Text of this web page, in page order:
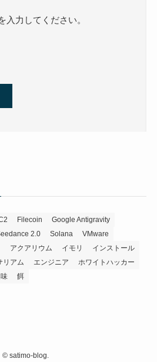
入力してください。
Filecoin
Google Antigravity
2.0 Solana
VMware
アクアリウム イモリ
インストール
リアム エンジニア
ホワイトハッカー
餌
©satimo-blog.